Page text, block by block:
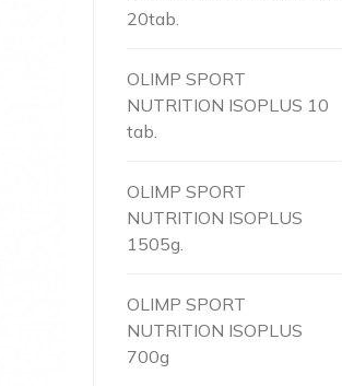
20tab.
OLIMP SPORT
NUTRITION ISOPLUS 10
tab.
OLIMP SPORT
NUTRITION ISOPLUS
1505g.
OLIMP SPORT
NUTRITION ISOPLUS
700g